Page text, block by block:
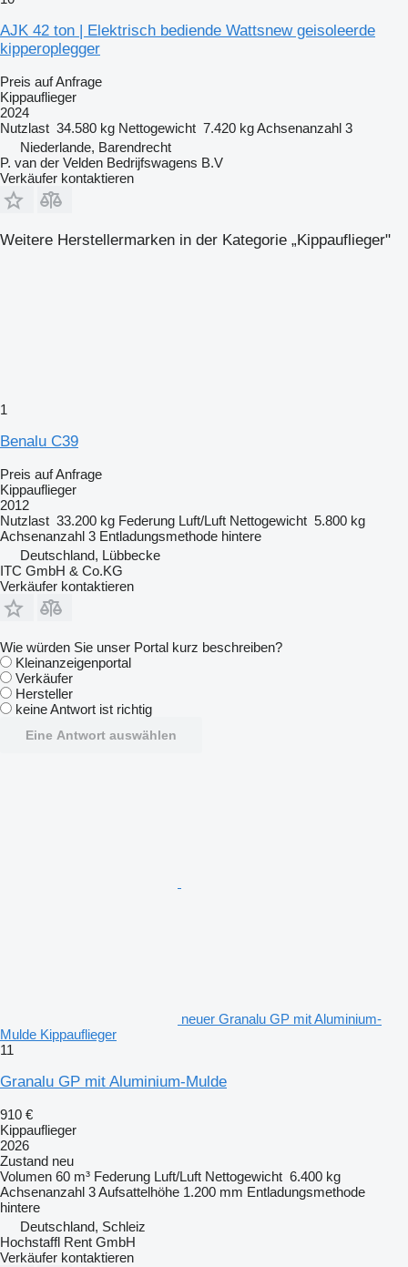
AJK 42 ton | Elektrisch bediende Wattsnew geisoleerde
kipperoplegger
Preis auf Anfrage
Kippauflieger
2024
Nutzlast 34.580 kg Nettogewicht 7.420 kgAchsenanzahl 3
Niederlande, Barendrecht
P. van der Velden Bedrijfswagens B.V
Verkäufer kontaktieren
Weitere Herstellermarken in der Kategorie „Kippauflieger"
1
Benalu C39
Preis auf Anfrage
Kippauflieger
2012
Nutzlast 33.200 kg Federung Luft/Luft Nettogewicht 5.800 kg
Achsenanzahl 3 Entladungsmethode hintere
Deutschland, Lübbecke
ITC GmbH & Co.KG
Verkäufer kontaktieren
Wie würden Sie unser Portal kurz beschreiben?
Kleinanzeigenportal
Verkäufer
Hersteller
keine Antwort ist richtig
Eine Antwort auswählen
neuer Granalu GP mit Aluminium-
Mulde Kippauflieger
11
Granalu GP mit Aluminium-Mulde
910 €
Kippauflieger
2026
Zustand neu
Volumen 60 m³ Federung Luft/Luft Nettogewicht 6.400 kg
Achsenanzahl 3Aufsattelhöhe 1.200 mm Entladungsmethode
hintere
Deutschland, Schleiz
Hochstaffl Rent GmbH
Verkäufer kontaktieren